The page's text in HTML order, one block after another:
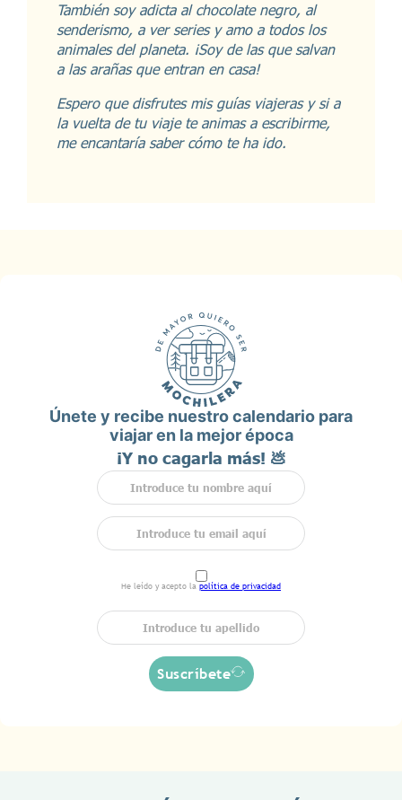
También soy adicta al chocolate negro, al
senderismo, a ver series y amo a todos los
animales del planeta. ¡Soy de las que salvan
a las arañas que entran en casa!
Espero que disfrutes mis guías viajeras y si a
la vuelta de tu viaje te animas a escribirme,
me encantaría saber cómo te ha ido.
Únete y recibe nuestro calendario para
viajar en la mejor época
¡Y no cagarla más! 💩
He leído y acepto la política de privacidad
Suscríbete